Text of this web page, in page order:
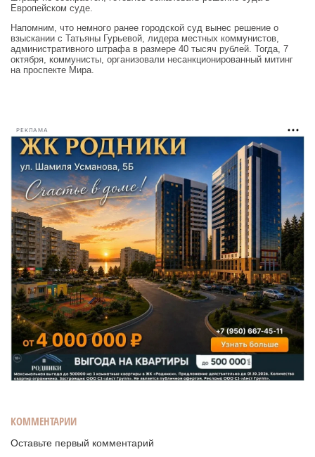
Европейском суде.
Напомним, что немного ранее городской суд вынес решение о
взыскании с Татьяны Гурьевой, лидера местных коммунистов,
административного штрафа в размере 40 тысяч рублей. Тогда, 7
октября, коммунисты, организовали несанкционированный митинг
на проспекте Мира.
РЕКЛАМА
КОММЕНТАРИИ
Оставьте первый комментарий